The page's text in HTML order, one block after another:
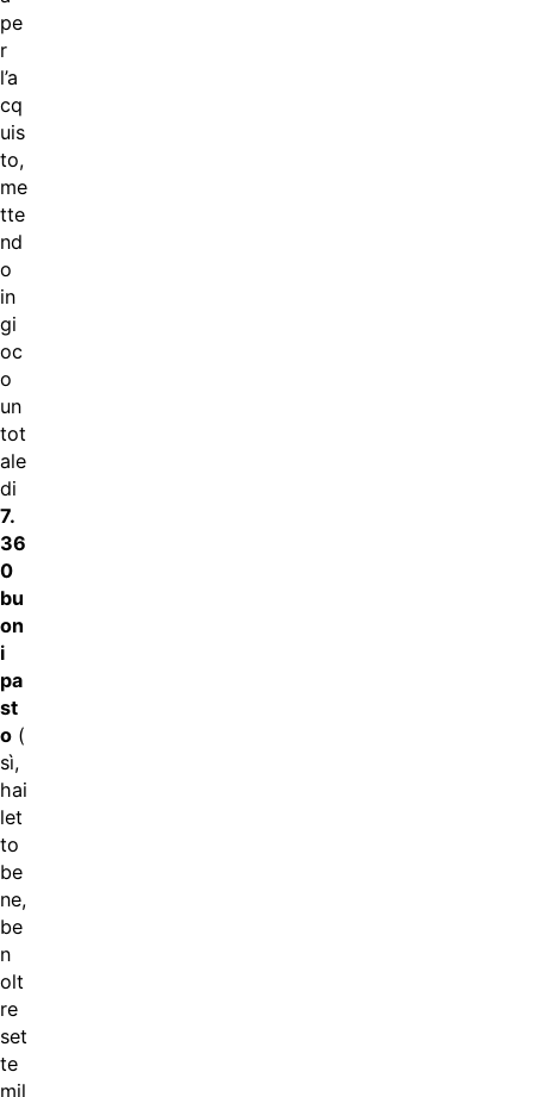
pe
r
l’a
cq
uis
to,
me
tte
nd
o
in
gi
oc
o
un
tot
ale
di
7.
36
0
bu
on
i
pa
st
o (
sì,
hai
let
to
be
ne,
be
n
olt
re
set
te
mil